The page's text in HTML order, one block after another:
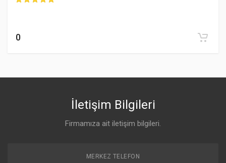
0
İletişim Bilgileri
Firmamıza ait iletişim bilgileri.
MERKEZ TELEFON